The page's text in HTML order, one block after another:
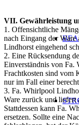
VII. Gewährleistung
1. Offensichtliche
nach Eingang der
Lindhorst eingehend
2. Eine Rücksendung
Einverständnis von
Frachtkosten sind vom
nur im Fall einer
3. Fa. Whirlpool
Ware zurück und liefert
Stattdessen kann Fa.
ersetzen. Sollte eine